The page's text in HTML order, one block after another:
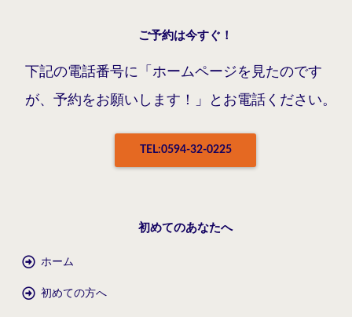
ご予約は今すぐ！
下記の電話番号に「ホームページを見たのです
が、予約をお願いします！」とお電話ください。
TEL:0594-32-0225
初めてのあなたへ
ホーム
初めての方へ